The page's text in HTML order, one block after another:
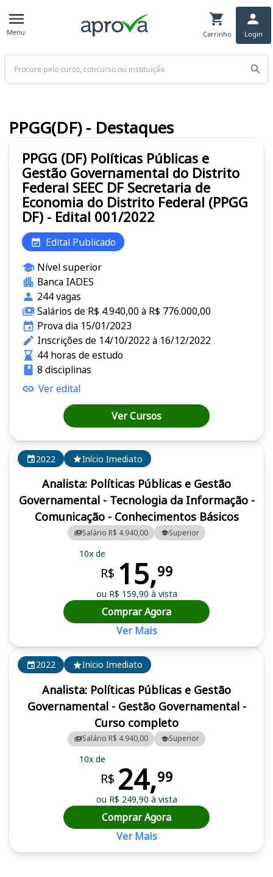
Menu Carrinho Login
Buscar
2022 Início Imediato
Analista: Políticas Públicas e Gestão
Governamental - Gestão Governamental -
Curso completo
Salário R$ 4.940,00 Superior
10x de
R$ 24,99
ou R$ 249,90 à vista
Comprar Agora
Ver Mais
2022 Início Imediato
Analista: Políticas Públicas e Gestão
Governamental - Tecnologia da Informação -
Comunicação - Conhecimentos Básicos
Salário R$ 4.940,00 Superior
10x de
R$ 15,99
ou R$ 159,90 à vista
Comprar Agora
Ver Mais
PPGG (DF) Políticas Públicas e
Gestão Governamental do Distrito
Federal SEEC DF Secretaria de
Economia do Distrito Federal (PPGG
DF) - Edital 001/2022
Edital Publicado
Nível superior
Banca IADES
244 vagas
Salários de R$ 4.940,00 à R$ 776.000,00
Prova dia 15/01/2023
Inscrições de 14/10/2022 à 16/12/2022
44 horas de estudo
8 disciplinas
Ver edital
Ver Cursos
PPGG(DF) - Destaques